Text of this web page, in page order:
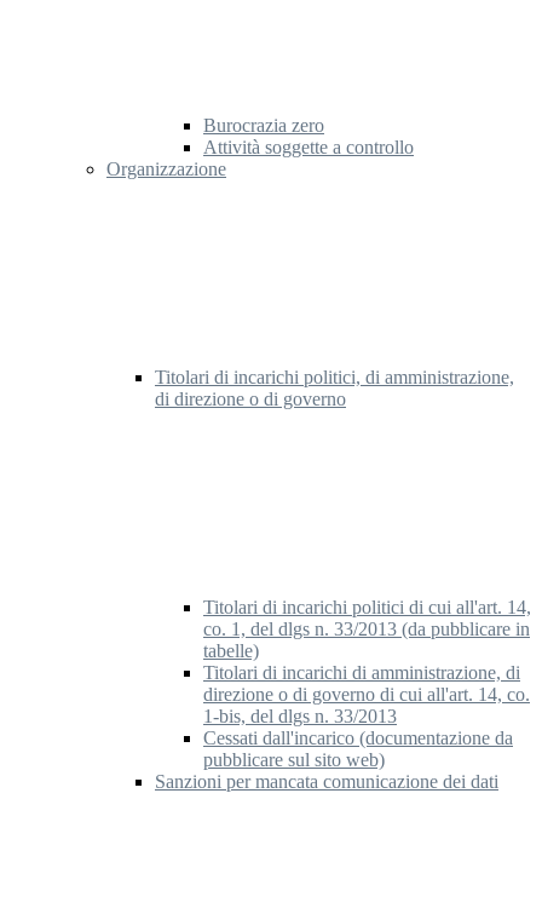
Burocrazia zero
Attività soggette a controllo
Organizzazione
Titolari di incarichi politici, di amministrazione,
di direzione o di governo
Titolari di incarichi politici di cui all'art. 14,
co. 1, del dlgs n. 33/2013 (da pubblicare in
tabelle)
Titolari di incarichi di amministrazione, di
direzione o di governo di cui all'art. 14, co.
1-bis, del dlgs n. 33/2013
Cessati dall'incarico (documentazione da
pubblicare sul sito web)
Sanzioni per mancata comunicazione dei dati